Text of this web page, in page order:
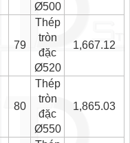
Ø500
79
Thép
tròn
đặc
Ø520
1,667.12
80
Thép
tròn
đặc
Ø550
1,865.03